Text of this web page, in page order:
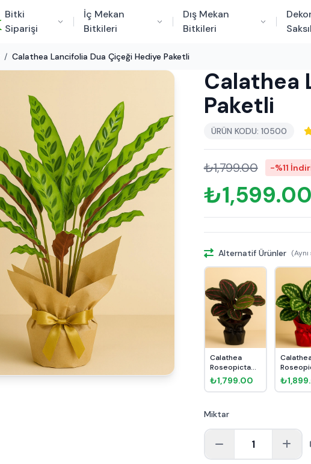
Bitki
Siparişi
İç Mekan
Bitkileri
Dış Mekan
Bitkileri
/ Calathea Lancifolia Dua Çiçeği Hediye Paketli
Calathea
Paketli
ÜRÜN KODU: 10500
₺1,799.00 -%11
₺1,599.00
Alternatif Ürünler
Calathea
Roseopicta
Dark Dua
Çiçeği Hedi...
₺1,799.00
Çiçeği...
Miktar
1